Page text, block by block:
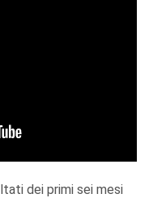
dei primi sei mesi